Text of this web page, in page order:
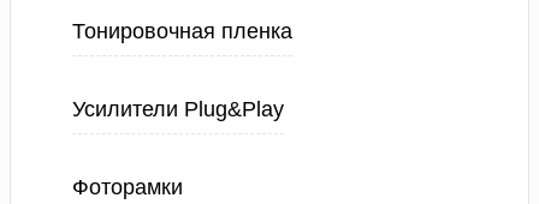
Тонировочная пленка
Усилители Plug&Play
Фоторамки